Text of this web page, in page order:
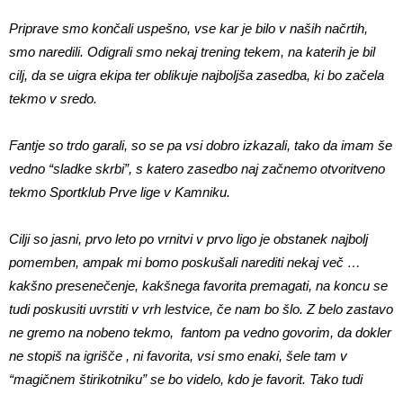
Priprave smo končali uspešno, vse kar je bilo v naših načrtih,
smo naredili. Odigrali smo nekaj trening tekem, na katerih je bil
cilj, da se uigra ekipa ter oblikuje najboljša zasedba, ki bo začela
tekmo v sredo.
Fantje so trdo garali, so se pa vsi dobro izkazali, tako da imam še
vedno “sladke skrbi”, s katero zasedbo naj začnemo otvoritveno
tekmo Sportklub Prve lige v Kamniku.
Cilji so jasni, prvo leto po vrnitvi v prvo ligo je obstanek najbolj
pomemben, ampak mi bomo poskušali narediti nekaj več …
kakšno presenečenje, kakšnega favorita premagati, na koncu se
tudi poskusiti uvrstiti v vrh lestvice, če nam bo šlo. Z belo zastavo
ne gremo na nobeno tekmo, fantom pa vedno govorim, da dokler
ne stopiš na igrišče , ni favorita, vsi smo enaki, šele tam v
“magičnem štirikotniku” se bo videlo, kdo je favorit. Tako tudi